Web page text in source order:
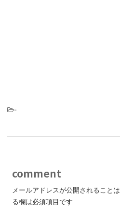
-
comment
メールアドレスが公開されることは
る欄は必須項目です